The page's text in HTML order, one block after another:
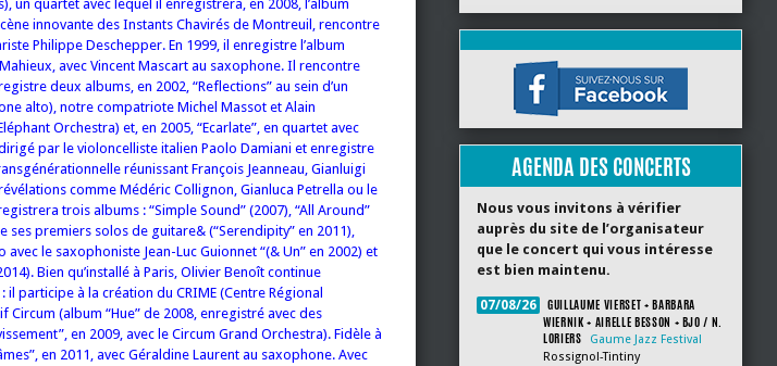
un quartet avec lequel il enregistrera, en 2008, l’album
innovante des Instants Chavirés de Montreuil, rencontre
Philippe Deschepper. En 1999, il enregistre l’album
avec Vincent Mascart au saxophone. Il rencontre
deux albums, en 2002, “Reflections” au sein d’un
alto), notre compatriote Michel Massot et Alain
Orchestra) et, en 2005, “Ecarlate”, en quartet avec
par le violoncelliste italien Paolo Damiani et enregistre
réunissant François Jeanneau, Gianluigi
comme Médéric Collignon, Gianluca Petrella ou le
trois albums : “Simple Sound” (2007), “All Around”
ses premiers solos de guitare& (“Serendipity” en 2011),
le saxophoniste Jean-Luc Guionnet “(& Un” en 2002) et
Bien qu’installé à Paris, Olivier Benoît continue
participe à la création du CRIME (Centre Régional
(album “Hue” de 2008, enregistré avec des
en 2009, avec le Circum Grand Orchestra). Fidèle à
en 2011, avec Géraldine Laurent au saxophone. Avec
AGENDA DES CONCERTS
Nous vous invitons à vérifier
auprès du site de l’organisateur
que le concert qui vous intéresse
est bien maintenu.
07/08/26
GUILLAUME VIERSET + BARBARA
WIERNIK + AIRELLE BESSON + BJO / N.
LORIERS
Gaume Jazz Festival
Rossignol-Tintiny